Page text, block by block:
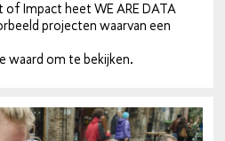
Impact heet WE ARE DATA
projecten waarvan een
waard om te bekijken.